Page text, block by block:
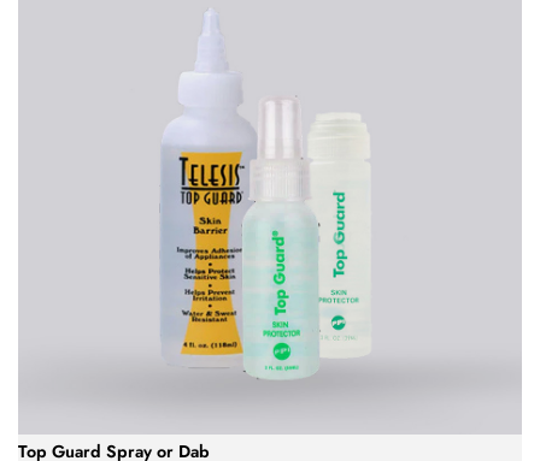
Top Guard Spray or Dab